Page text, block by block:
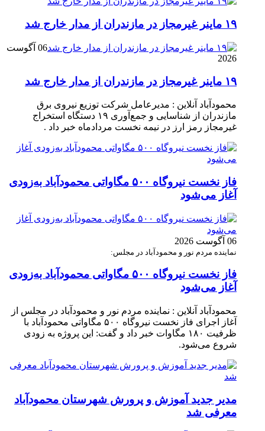
۱۹ ماینر غیرمجاز در مازندران از مدار خارج شد
06 آگوست
2026
۱۹ ماینر غیرمجاز در مازندران از مدار خارج شد
محمودآباد آنلاین : مدیرعامل شرکت توزیع نیروی برق
مازندران از شناسایی و جمع‌آوری ۱۹ دستگاه استخراج
غیرمجاز رمز ارز در نیمه نخست مردادماه خبر داد .
فاز نخست نیروگاه ۵۰۰ مگاواتی محمودآباد به‌زودی
آغاز می‌شود
06 آگوست 2026
نماینده مردم نور و محمودآباد در مجلس:
فاز نخست نیروگاه ۵۰۰ مگاواتی محمودآباد به‌زودی
آغاز می‌شود
محمودآباد آنلاین : نماینده مردم نور و محمودآباد در مجلس از
آغاز اجرای فاز نخست نیروگاه ۵۰۰ مگاواتی محمودآباد با
ظرفیت ۱۸۰ مگاوات خبر داد و گفت: این پروژه به زودی
شروع می‌شود.
مدیر جدید آموزش و پرورش شهرستان محمودآباد
معرفی شد